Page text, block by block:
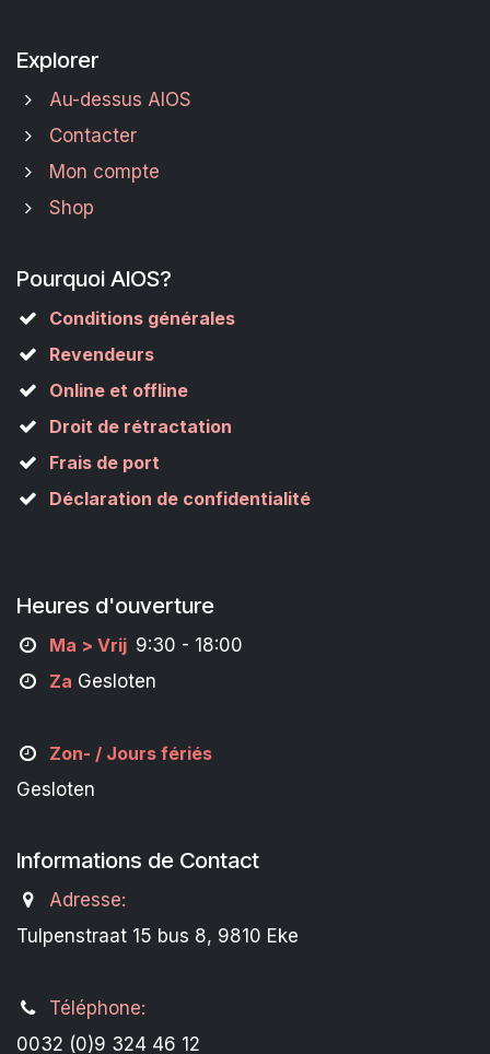
Explorer
Au-dessus AIOS
Contacter
Mon compte
Shop
Pourquoi AIOS?
Conditions générales
Revendeurs
Online et offline
Droit de rétractation
Frais de port
Déclaration de confidentialité
Heures d'ouverture
Ma > Vrij 9:30 - 18:00
Za Gesloten
Zon- / Jours fériés
Gesloten
Informations de Contact
Adresse:
Tulpenstraat 15 bus 8, 9810 Eke
Téléphone:
0032 (0)9 324 46 12